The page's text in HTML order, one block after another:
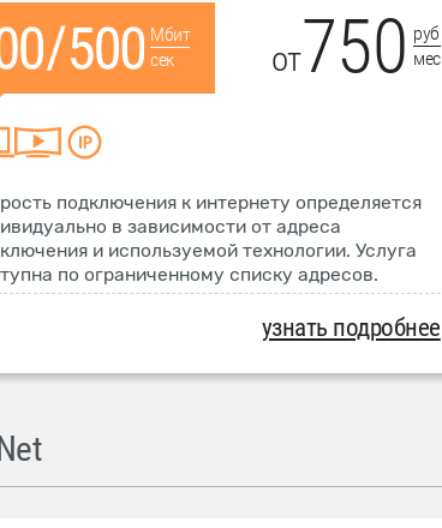
Мбит
сек
от750 руб
мес
подключения к интернету определяется
в зависимости от адреса
и используемой технологии. Услуга
по ограниченному списку адресов.
узнать подробнее